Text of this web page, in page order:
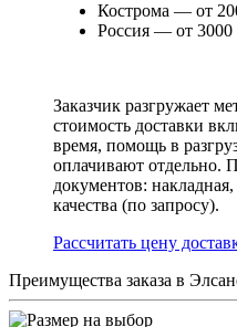
Кострома — от
Россия — от 3000
Заказчик разгружает
стоимость доставки
время, помощь в
оплачивают отдельно.
документов:
качества (по запросу).
Раcсчитать цену
Преимущества заказа в